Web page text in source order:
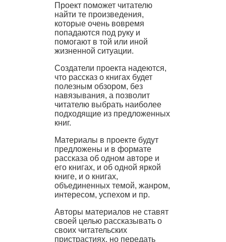
Проект поможет читателю
найти те произведения,
которые очень вовремя
попадаются под руку и
помогают в той или иной
жизненной ситуации.
Создатели проекта надеются,
что рассказ о книгах будет
полезным обзором, без
навязывания, а позволит
читателю выбрать наиболее
подходящие из предложенных
книг.
Материалы в проекте будут
предложены и в формате
рассказа об одном авторе и
его книгах, и об одной яркой
книге, и о книгах,
объединенных темой, жанром,
интересом, успехом и пр.
Авторы материалов не ставят
своей целью рассказывать о
своих читательских
пристрастиях, но передать